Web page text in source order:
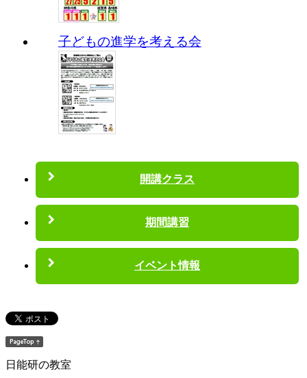
子どもの進学を考える会
開講クラス
期間講習
イベント情報
日能研の教室